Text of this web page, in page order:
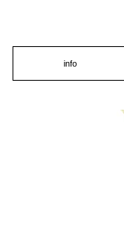
info